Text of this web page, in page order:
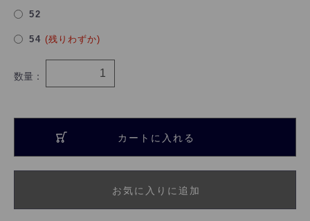
52
54 (残りわずか)
数量：
カートに入れる
お気に入りに追加